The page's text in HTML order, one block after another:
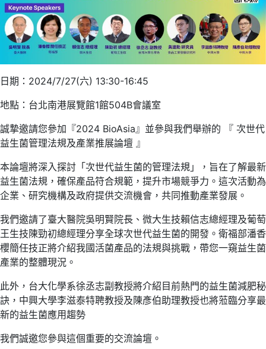
日期：2024/7/27(六) 13:30-16:45
地點：台北南港展覽館1館504B會議室
誠摯邀請您參加『2024 BioAsia』並參與我們舉辦的 『 次世代
益生菌管理法規及產業推展論壇 』
本論壇將深入探討「次世代益生菌的管理法規」，旨在了解最新
益生菌法規，確保產品符合規範，提升市場競爭力。這次活動為
企業、研究機構及政府提供交流機會，共同推動產業發展。
我們邀請了臺大醫院吳明賢院長、微大生技賴信志總經理及葡萄
王生技陳勁初總經理分享全球次世代益生菌的開發。衛福部潘香
櫻簡任技正將介紹我國活菌產品的法規與挑戰，帶您一窺益生菌
產業的整體現況。
此外，台大化學系徐丞志副教授將介紹目前熱門的益生菌減肥秘
訣，中興大學李滋泰特聘教授及陳彥伯助理教授也將蒞臨分享最
新的益生菌應用趨勢
我們誠邀您參與這個重要的交流論壇。